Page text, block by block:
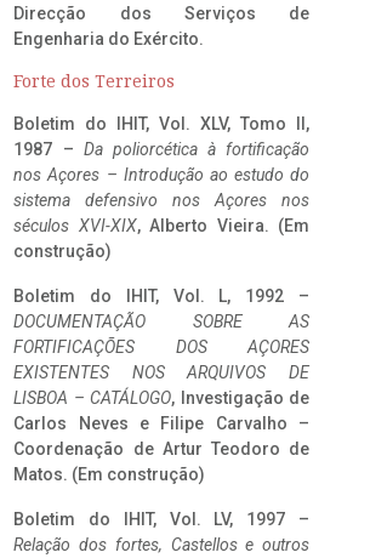
Direcção dos Serviços de
Engenharia do Exército.
Forte dos Terreiros
Boletim do IHIT, Vol. XLV, Tomo II,
1987 – Da poliorcética à fortificação
nos Açores – Introdução ao estudo do
sistema defensivo nos Açores nos
séculos XVI-XIX, Alberto Vieira. (Em
construção)
Boletim do IHIT, Vol. L, 1992 –
DOCUMENTAÇÃO SOBRE AS
FORTIFICAÇÕES DOS AÇORES
EXISTENTES NOS ARQUIVOS DE
LISBOA – CATÁLOGO, Investigação de
Carlos Neves e Filipe Carvalho –
Coordenação de Artur Teodoro de
Matos. (Em construção)
Boletim do IHIT, Vol. LV, 1997 –
Relação dos fortes, Castellos e outros